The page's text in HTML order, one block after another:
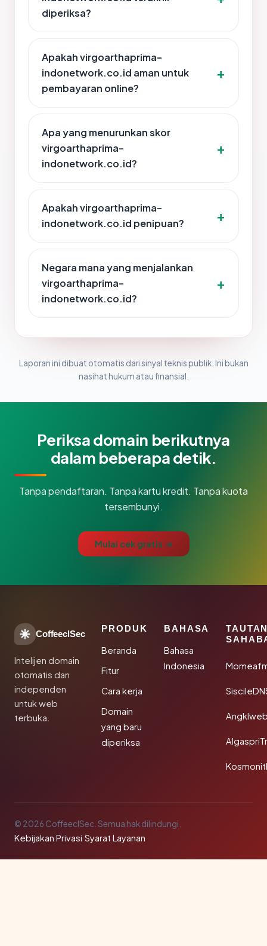
diperiksa?
Apakah virgoarthaprima-
indonetwork.co.id aman untuk
pembayaran online?
Apa yang menurunkan skor
virgoarthaprima-
indonetwork.co.id?
Apakah virgoarthaprima-
indonetwork.co.id penipuan?
Negara mana yang menjalankan
virgoarthaprima-
indonetwork.co.id?
Laporan ini dibuat otomatis dari sinyal teknis publik. Ini bukan
nasihat hukum atau finansial.
Periksa domain berikutnya
dalam beberapa detik.
Tanpa pendaftaran. Tanpa kartu kredit. Tanpa kuota
tersembunyi.
Mulai cek gratis →
CoffeeclSec
Intelijen domain
otomatis dan
independen
untuk web
terbuka.
PRODUK
Beranda
Fitur
Cara kerja
Domain
yang baru
diperiksa
BAHASA
Bahasa
Indonesia
© 2026 CoffeeclSec. Semua hak dilindungi.
Kebijakan Privasi·Syarat Layanan